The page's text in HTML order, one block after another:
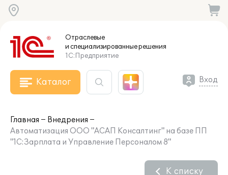
Отраслевые
и специализированныерешения
1С:Предприятие
Каталог Вход
Главная
Внедрения
Автоматизация ООО "АСАП Консалтинг" на базе ПП
"1С:Зарплата и Управление Персоналом 8"
К списку